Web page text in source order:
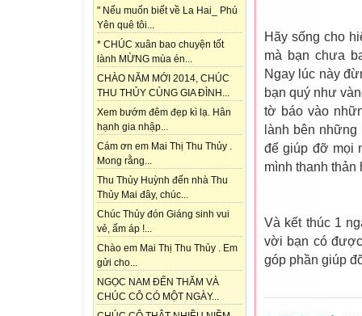
" Nếu muốn biết về La Hai_ Phú
Yên quê tôi...
* CHÚC xuân bao chuyện tốt
lành MỪNG mùa én...
CHÀO NĂM MỚI 2014, CHÚC
THU THỦY CÙNG GIA ĐÌNH...
Xem bướm đêm đẹp kì lạ. Hân
hạnh gia nhập...
Cám ơn em Mai Thị Thu Thủy .
Mong rằng...
Thu Thủy Huỳnh đến nhà Thu
Thủy Mai đây, chúc...
Chúc Thủy đón Giáng sinh vui
vẻ, ấm áp !...
Chào em Mai Thị Thu Thủy . Em
gửi cho...
NGỌC NAM ĐẾN THĂM VÀ
CHÚC CÔ CÓ MỘT NGÀY...
Hãy sống cho
mà bạn chưa
Ngay lúc này
bạn quý như
tờ báo vào
lành bên
để giúp đỡ mọi
mình thanh thản
Và kết thúc 1
vời bạn có
góp phần giúp